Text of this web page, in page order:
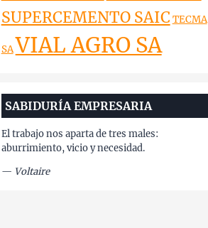
SUPERCEMENTO SAIC TECMA
SAVIAL AGRO SA
SABIDURÍA EMPRESARIA
El trabajo nos aparta de tres males:
aburrimiento, vicio y necesidad.
— Voltaire